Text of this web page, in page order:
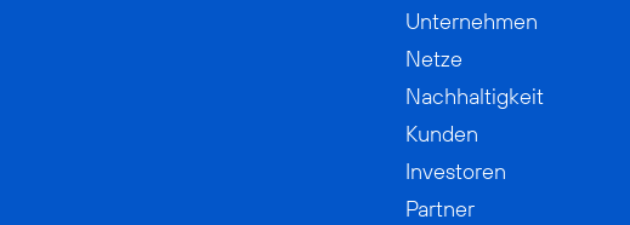
Unternehmen
Netze
Nachhaltigkeit
Kunden
Investoren
Partner